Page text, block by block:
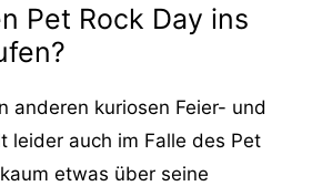
Pet Rock Day ins
anderen kuriosen Feier- und
leider auch im Falle des Pet
etwas über seine